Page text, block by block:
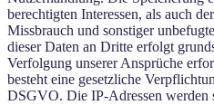
berechtigten Interessen, als auch
Missbrauch und sonstiger
dieser Daten an Dritte erfolgt
Verfolgung unserer Ansprüche
besteht eine gesetzliche
DSGVO. Die IP-Adressen werden